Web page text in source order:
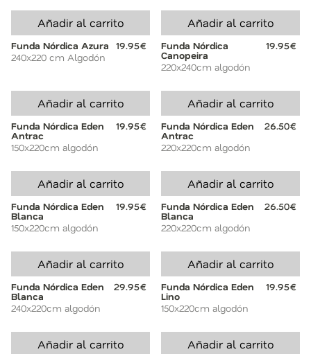
Añadir al carrito
Funda Nórdica Azura
19.95€
240x220 cm Algodón
Añadir al carrito
Funda Nórdica
Canopeira
19.95€
220x240cm algodón
Añadir al carrito
Funda Nórdica Eden
Antrac
19.95€
150x220cm algodón
Añadir al carrito
Funda Nórdica Eden
Antrac
26.50€
220x220cm algodón
Añadir al carrito
Funda Nórdica Eden
Blanca
19.95€
150x220cm algodón
Añadir al carrito
Funda Nórdica Eden
Blanca
26.50€
220x220cm algodón
Añadir al carrito
Funda Nórdica Eden
Blanca
29.95€
240x220cm algodón
Añadir al carrito
Funda Nórdica Eden
Lino
19.95€
150x220cm algodón
Añadir al carrito Añadir al carrito